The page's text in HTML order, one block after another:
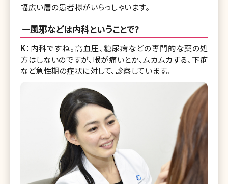
幅広い層の患者様がいらっしゃいます。
ー風邪などは内科ということで?
K： 内科ですね。高血圧、糖尿病などの専門的な薬の処
方はしないのですが、喉が痛いとか、ムカムカする、下痢
など急性期の症状に対して、診察しています。